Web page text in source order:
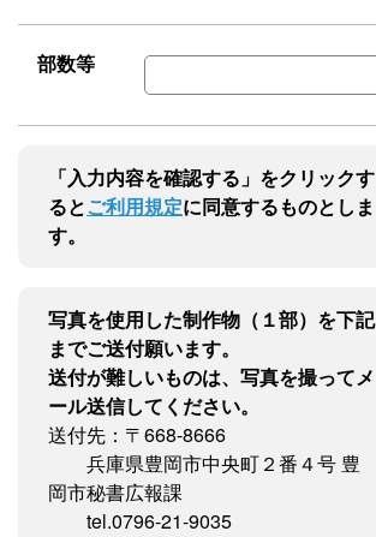
部数等
「入力内容を確認する」をクリックす
るとご利用規定に同意するものとしま
す。
写真を使用した制作物（１部）を下記
までご送付願います。
送付が難しいものは、写真を撮ってメ
ール送信してください。
送付先：〒668-8666
兵庫県豊岡市中央町２番４号 豊
岡市秘書広報課
tel.0796-21-9035